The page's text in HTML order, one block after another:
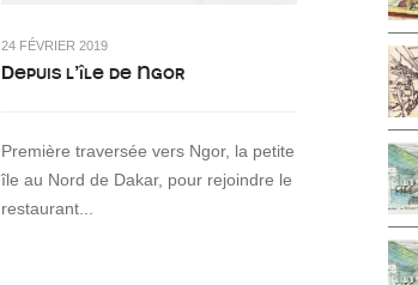
24 FÉVRIER 2019
Depuis l’île de Ngor
Première traversée vers Ngor, la petite
île au Nord de Dakar, pour rejoindre le
restaurant...